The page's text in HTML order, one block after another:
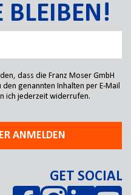
BLEIBEN!
dass die Franz Moser GmbH
genannten Inhalten per E-Mail
ich jederzeit widerrufen.
ANMELDEN
GET SOCIAL